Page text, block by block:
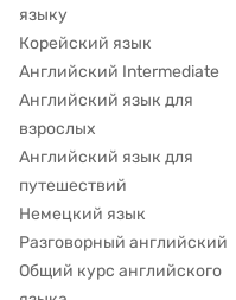
языку
Корейский язык
Английский Intermediate
Английский язык для
взрослых
Английский язык для
путешествий
Немецкий язык
Разговорный английский
Общий курс английского